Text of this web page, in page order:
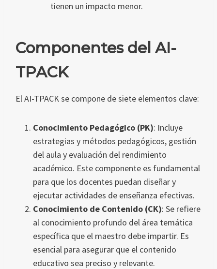
tienen un impacto menor.
Componentes del AI-
TPACK
El AI-TPACK se compone de siete elementos clave:
Conocimiento Pedagógico (PK): Incluye
estrategias y métodos pedagógicos, gestión
del aula y evaluación del rendimiento
académico. Este componente es fundamental
para que los docentes puedan diseñar y
ejecutar actividades de enseñanza efectivas.
Conocimiento de Contenido (CK): Se refiere
al conocimiento profundo del área temática
específica que el maestro debe impartir. Es
esencial para asegurar que el contenido
educativo sea preciso y relevante.